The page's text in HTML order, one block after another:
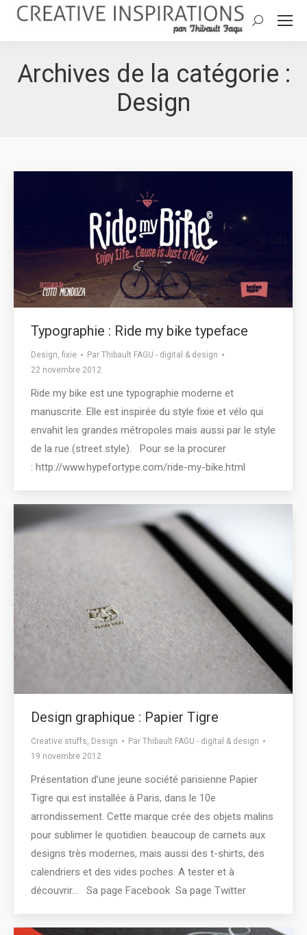
Search:
Archives de la catégorie :
Design
Typographie : Ride my bike typeface
Design, fixie Par Thibault FAGU - digital & design
22 novembre 2012
Ride my bike est une typographie moderne et
manuscrite. Elle est inspirée du style fixie et vélo qui
envahit les grandes métropoles mais aussi par le style
de la rue (street style). Pour se la procurer
: http://www.hypefortype.com/ride-my-bike.html
Design graphique : Papier Tigre
Creative stuffs, Design Par Thibault FAGU - digital & design
19 novembre 2012
Présentation d’une jeune société parisienne Papier
Tigre qui est installée à Paris, dans le 10e
arrondissement. Cette marque crée des objets malins
pour sublimer le quotidien. beaucoup de carnets aux
designs très modernes, mais aussi des t-shirts, des
calendriers et des vides poches. A tester et à
découvrir… Sa page Facebook Sa page Twitter